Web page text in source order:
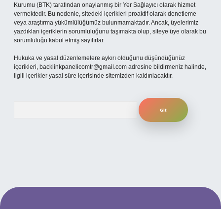
Kurumu (BTK) tarafından onaylanmış bir Yer Sağlayıcı olarak hizmet
vermektedir. Bu nedenle, sitedeki içerikleri proaktif olarak denetleme
veya araştırma yükümlülüğümüz bulunmamaktadır. Ancak, üyelerimiz
yazdıkları içeriklerin sorumluluğunu taşımakta olup, siteye üye olarak bu
sorumluluğu kabul etmiş sayılırlar.
Hukuka ve yasal düzenlemelere aykırı olduğunu düşündüğünüz
içerikleri, backlinkpanelicomtr@gmail.com adresine bildirmeniz halinde,
ilgili içerikler yasal süre içerisinde sitemizden kaldırılacaktır.